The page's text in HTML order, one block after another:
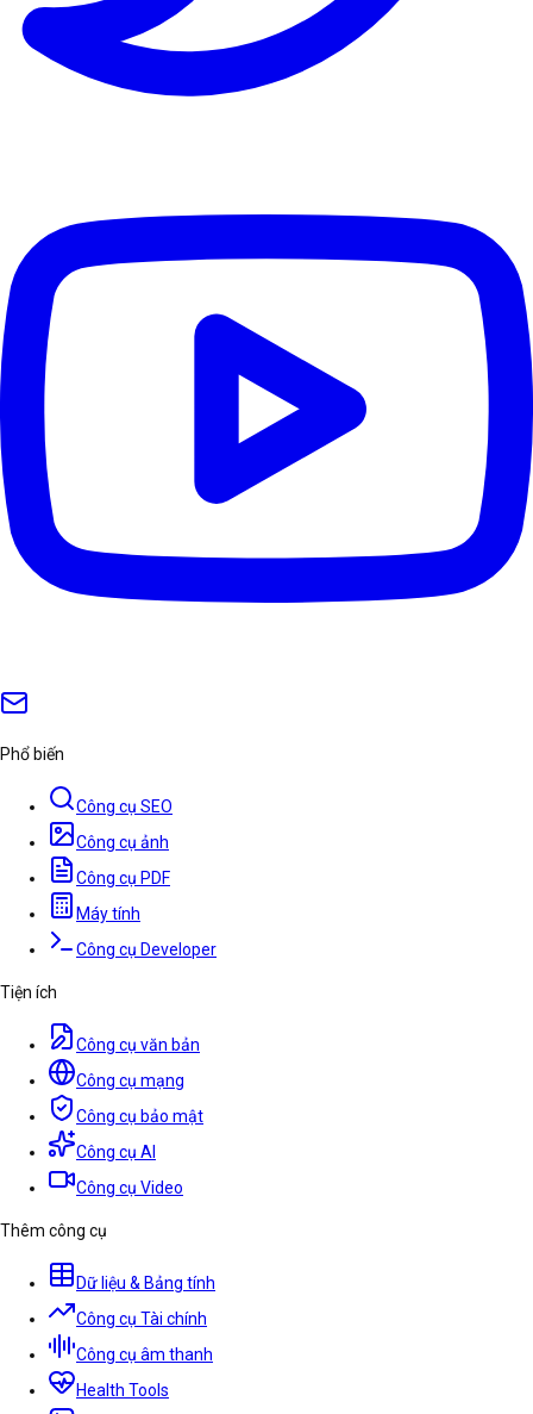
Phổ biến
Công cụ SEO
Công cụ ảnh
Công cụ PDF
Máy tính
Công cụ Developer
Tiện ích
Công cụ văn bản
Công cụ mạng
Công cụ bảo mật
Công cụ AI
Công cụ Video
Thêm công cụ
Dữ liệu & Bảng tính
Công cụ Tài chính
Công cụ âm thanh
Health Tools